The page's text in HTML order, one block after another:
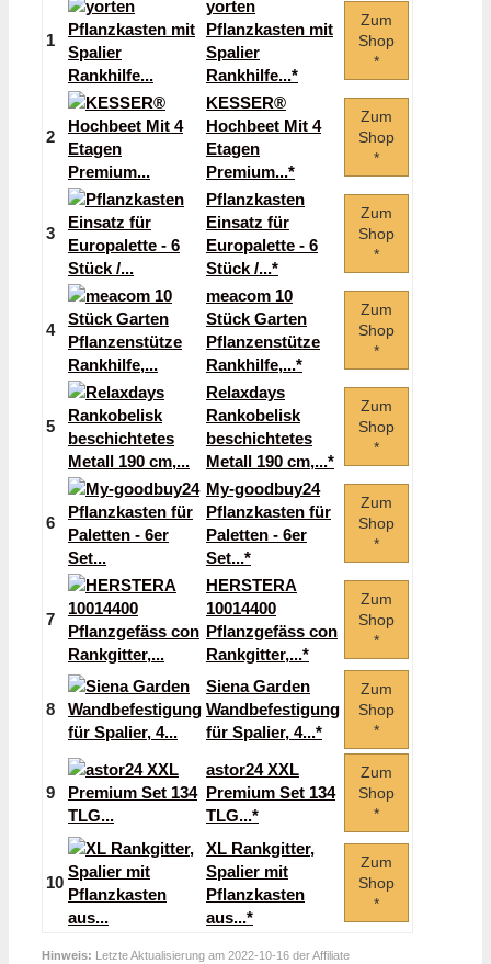
1
yorten
Pflanzkasten mit
Spalier
Rankhilfe...*
Zum
Shop
*
2
KESSER®
Hochbeet Mit 4
Etagen
Premium...*
Zum
Shop
*
3
Pflanzkasten
Einsatz für
Europalette - 6
Stück /...*
Zum
Shop
*
4
meacom 10
Stück Garten
Pflanzenstütze
Rankhilfe,...*
Zum
Shop
*
5
Relaxdays
Rankobelisk
beschichtetes
Metall 190 cm,...*
Zum
Shop
*
6
My-goodbuy24
Pflanzkasten für
Paletten - 6er
Set...*
Zum
Shop
*
7
HERSTERA
10014400
Pflanzgefäss con
Rankgitter,...*
Zum
Shop
*
8
Siena Garden
Wandbefestigung
für Spalier, 4...*
Zum
Shop
*
9
astor24 XXL
Premium Set 134
TLG...*
Zum
Shop
*
10
XL Rankgitter,
Spalier mit
Pflanzkasten
aus...*
Zum
Shop
*
Hinweis: Letzte Aktualisierung am 2022-10-16 der Affiliate